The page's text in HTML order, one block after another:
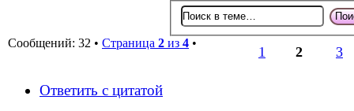
Сообщений: 32 • Страница 2 из 4 •
1 2 3
Ответить с цитатой